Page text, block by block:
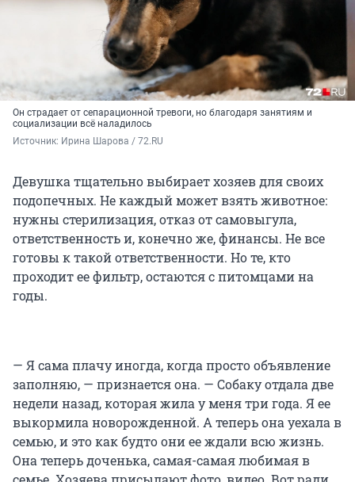
Он страдает от сепарационной тревоги, но благодаря занятиям и
социализации всё наладилось
Источник: Ирина Шарова / 72.RU
Девушка тщательно выбирает хозяев для своих
подопечных. Не каждый может взять животное:
нужны стерилизация, отказ от самовыгула,
ответственность и, конечно же, финансы. Не все
готовы к такой ответственности. Но те, кто
проходит ее фильтр, остаются с питомцами на
годы.
— Я сама плачу иногда, когда просто объявление
заполняю, — признается она. — Собаку отдала две
недели назад, которая жила у меня три года. Я ее
выкормила новорожденной. А теперь она уехала в
семью, и это как будто они ее ждали всю жизнь.
Она теперь доченька, самая-самая любимая в